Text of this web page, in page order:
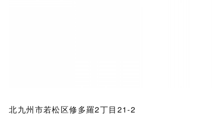
北九州市若松区修多羅2丁目21-2